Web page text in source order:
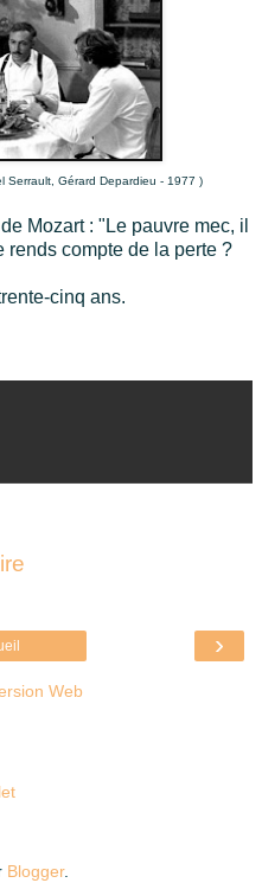
Serrault, Gérard Depardieu - 1977 )
Mozart : "Le pauvre mec, il
rends compte de la perte ?
cinq ans.
›
Web
Blogger.